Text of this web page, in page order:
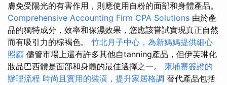
膚免受陽光的有害作用，則應使用自粉的面部和身體產品。
Comprehensive Accounting Firm CPA Solutions 由於產
品的獨特成分，效率和保濕效果，您應該嘗試實現真正自然
而有吸引力的棕褐色。 竹北月子中心，為新媽媽提供細心
照顧 儘管市場上還有許多其他自tanning產品，但伊芙琳化
妝品巴西體是面部和身體的最佳選擇之一。 柬埔寨簽證的
辦理流程 時尚且實用的裝潢，提升家居格調 替代產品包括